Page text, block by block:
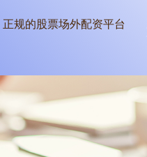
正规的股票场外配资平台